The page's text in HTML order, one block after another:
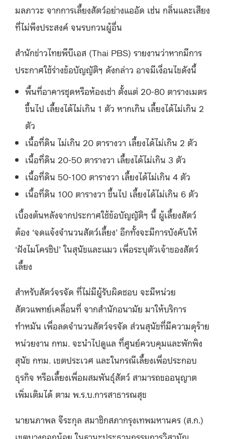
มลภาวะ จากการเลี้ยงสัตว์อย่างแออัด เช่น กลิ่นและเสียง
ที่ไม่พึงประสงค์ จนรบกวนผู้อื่น
สำนักข่าวไทยพีบีเอส (Thai PBS) รายงานว่าหากมีการ
ประกาศใช้ร่างข้อบัญญัติฯ ดังกล่าว อาจมีเงื่อนไขดังนี้
พื้นที่อาคารชุดหรือห้องเช่า ตั้งแต่ 20-80 ตารางเมตร
ขึ้นไป เลี้ยงได้ไม่เกิน 1 ตัว หากเกิน เลี้ยงได้ไม่เกิน 2
ตัว
เนื้อที่ดิน ไม่เกิน 20 ตารางวา เลี้ยงได้ไม่เกิน 2 ตัว
เนื้อที่ดิน 20-50 ตารางวา เลี้ยงได้ไม่เกิน 3 ตัว
เนื้อที่ดิน 50-100 ตารางวา เลี้ยงได้ไม่เกิน 4 ตัว
เนื้อที่ดิน 100 ตารางวา ขึ้นไป เลี้ยงได้ไม่เกิน 6 ตัว
เบื้องต้นหลังจากประกาศใช้ข้อบัญญัติฯ นี้ ผู้เลี้ยงสัตว์
ต้อง ‘จดแจ้งจำนวนสัตว์เลี้ยง’ อีกทั้งจะมีการบังคับให้
‘ฝังไมโครชิป’ ในสุนัขและแมว เพื่อระบุตัวเจ้าของสัตว์
เลี้ยง
สำหรับสัตว์จรจัด ที่ไม่มีผู้รับผิดชอบ จะมีหน่วย
สัตวแพทย์เคลื่อนที่ จากสำนักอนามัย มาให้บริการ
ทำหมัน เพื่อลดจำนวนสัตว์จรจัด ส่วนสุนัขที่มีความดุร้าย
หน่วยงาน กทม. จะนำไปดูแล ที่ศูนย์ควบคุมและพักพิง
สุนัข กทม. เขตประเวศ และในกรณีเลี้ยงเพื่อประกอบ
ธุรกิจ หรือเลี้ยงเพื่อผสมพันธุ์สัตว์ สามารถขออนุญาต
เพิ่มเติมได้ ตาม พ.ร.บ.การสาธารณสุข
นายนภาพล จีระกุล สมาชิกสภากรุงเทพมหานคร (ส.ก.)
เขตบางกอกน้อย ในฐานะประธานกรรมการวิสามัญ